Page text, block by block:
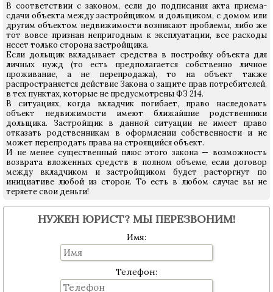
В соответствии с законом, если до подписания акта приема-
сдачи объекта между застройщиком и дольщиком, с домом или
другим объектом недвижимости возникают проблемы, либо же
тот вовсе признан непригодным к эксплуатации, все расходы
несет только сторона застройщика.
Если дольщик вкладывает средства в постройку объекта для
личных нужд (то есть предполагается собственно личное
проживание, а не перепродажа), то на объект также
распространяется действие Закона о защите прав потребителей,
в тех пунктах, которые не предусмотрены ФЗ 214.
В ситуациях, когда вкладчик погибает, право наследовать
объект недвижимости имеют ближайшие родственники
дольщика. Застройщик в данной ситуации не имеет право
отказать родственникам в оформлении собственности и не
может перепродать права на строящийся объект.
И не менее существенный плюс этого закона — возможность
возврата вложенных средств в полном объеме, если договор
между вкладчиком и застройщиком будет расторгнут по
инициативе любой из сторон. То есть в любом случае вы не
теряете свои деньги!
НУЖЕН ЮРИСТ? МЫ ПЕРЕЗВОНИМ!
Имя:
Телефон: